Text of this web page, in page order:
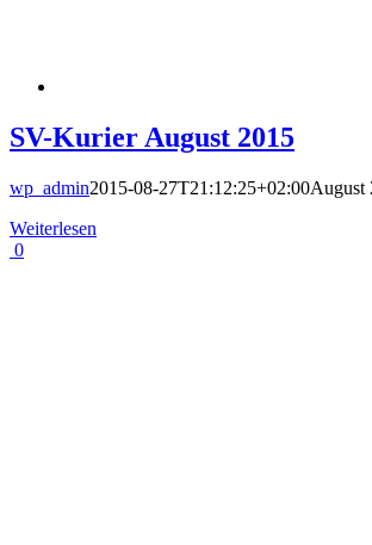
SV-Kurier August 2015
wp_admin2015-08-27T21:12:25+02:00August
Weiterlesen
0